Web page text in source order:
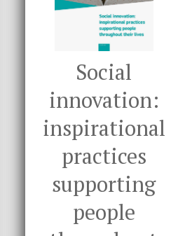
Social
innovation:
inspirational
practices
supporting
people